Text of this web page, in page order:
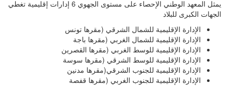
يمثل المعهد الوطني الإحصاء على مستوى الجهوي 6 إدارات إقليمية تغطي
الجهات الكبرى للبلاد
الإدارة الإقليمية للشمال الشرقي (مقرها تونس
الإدارة الإقليمية للشمال الغربي (مقرها باجة
الإدارة الإقليمية للوسط الغربي (مقرها القصرين
الإدارة الإقليمية للوسط الشرقي (مقرها سوسة
الإدارة الإقليمية للجنوب الشرقي(مقرها مدنين
الإدارة الإقليمية للجنوب الغربي (مقرها قفصة